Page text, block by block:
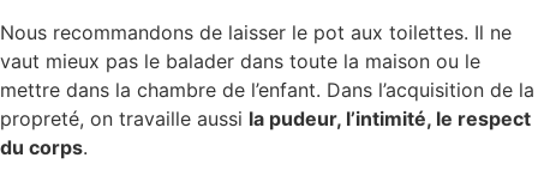
Nous recommandons de laisser le pot aux toilettes. Il ne
vaut mieux pas le balader dans toute la maison ou le
mettre dans la chambre de l’enfant. Dans l’acquisition de la
propreté, on travaille aussi la pudeur, l’intimité, le respect
du corps.